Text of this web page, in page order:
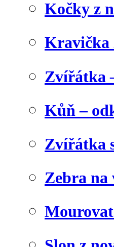
Kočky z
Kravička
Zvířátka
Kůň –
Zvířátka
Zebra na